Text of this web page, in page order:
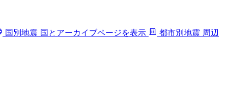
国別地震 国とアーカイブページを表示 都市別地震 周辺